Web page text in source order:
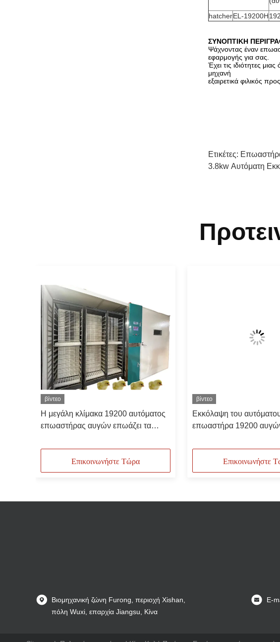
hatcherEL-19200H
ΣΥΝΟΠΤΙΚΗ
Ψάχνοντας έναν
εφαρμογής για σας.
Έχει τις ιδιότητες
μηχανή
εξαιρετικά φιλικός
Ετικέτες:
3.8kw Αυτόματη
βίντεο
Η μεγάλη κλίμακα 19200 αυτόματος
επωαστήρας αυγών επωάζει τα
Επικοινωνήστε Τώρα
βίντεο
Εκκόλαψη του
επωαστήρα 19200
ποσοστού 98%
Επικοινωνήστε
Βιομηχανική ζώνη Furong, περιοχή Xishan,
πόλη Wuxi, επαρχία Jiangsu, Κίνα
E-